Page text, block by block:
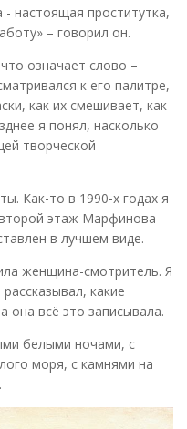
- настоящая проститутка,
– говорил он.
означает слово –
к его палитре,
как их смешивает, как
я понял, насколько
творческой
Как-то в 1990-х годах я
этаж Марфинова
в лучшем виде.
женщина-смотритель. Я
какие
она всё это записывала.
белыми ночами, с
моря, с камнями на